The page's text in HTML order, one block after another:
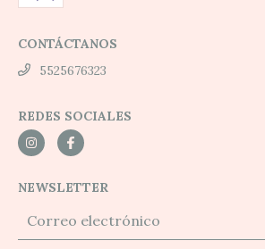
CONTÁCTANOS
5525676323
REDES SOCIALES
NEWSLETTER